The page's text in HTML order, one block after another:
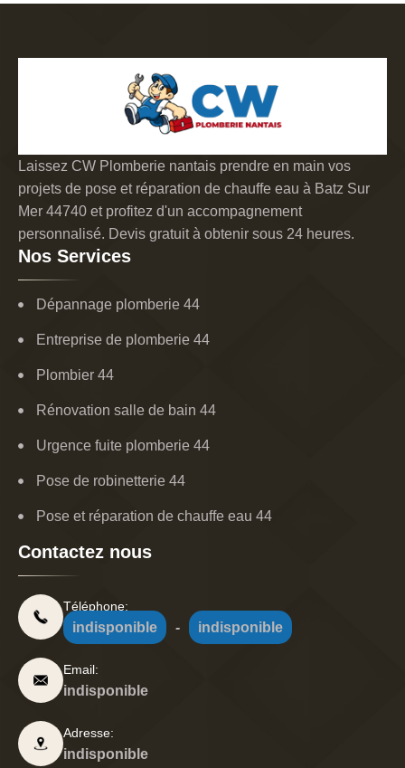
Laissez CW Plomberie nantais prendre en main vos
projets de pose et réparation de chauffe eau à Batz Sur
Mer 44740 et profitez d'un accompagnement
personnalisé. Devis gratuit à obtenir sous 24 heures.
Nos Services
Dépannage plomberie 44
Entreprise de plomberie 44
Plombier 44
Rénovation salle de bain 44
Urgence fuite plomberie 44
Pose de robinetterie 44
Pose et réparation de chauffe eau 44
Contactez nous
Téléphone:
indisponible - indisponible
Email:
indisponible
Adresse:
indisponible